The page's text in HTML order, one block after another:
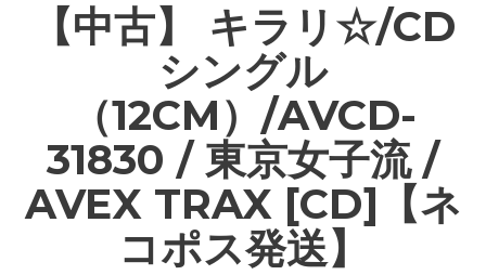
【中古】 キラリ☆/CD
シングル
（12CM）/AVCD-
31830 / 東京女子流 /
AVEX TRAX [CD]【ネ
コポス発送】